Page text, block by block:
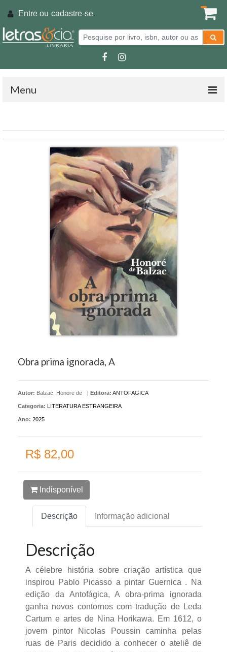
Entre ou cadastre-se.
Menu
Obra prima ignorada, A
Autor: Balzac, Honore de Editora: ANTOFAGICA
Categoria: LITERATURA ESTRANGEIRA
Ano: 2025
R$ 82,00
Indisponível
Descrição Informação adicional
Descrição
A célebre história sobre criação artística que
inspirou Pablo Picasso a pintar Guernica . Na
edição da Antofágica, A obra-prima ignorada
ganha novos contornos com tradução de Leda
Cartum e artes de Nina Horikawa. Em 1612, o
jovem pintor Nicolas Poussin caminha pelas
ruas de Paris decidido a conhecer o ateliê de